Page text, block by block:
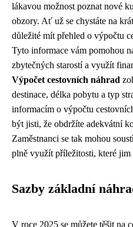
lákavou možnost poznat nové
obzory. Ať už se chystáte na
důležité mít přehled o výpočtu
Tyto informace vám pomohou
zbytečných starostí a využít
Výpočet cestovních náhrad
destinace, délka pobytu a typ
informacím o výpočtu
být jisti, že obdržíte adekvátní
Zaměstnanci se tak mohou
plně využít příležitosti, které jim
Sazby základní
V roce 2025 se můžete těšit na